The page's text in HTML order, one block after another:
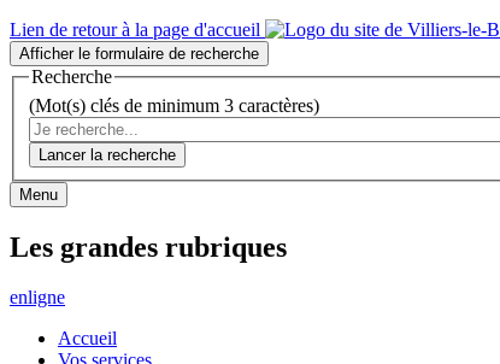
Lien de retour à la page d'accueil
Afficher le formulaire de recherche
Recherche
(Mot(s) clés de minimum 3 caractères)
Lancer la recherche
Menu
Les grandes rubriques
enligne
Accueil